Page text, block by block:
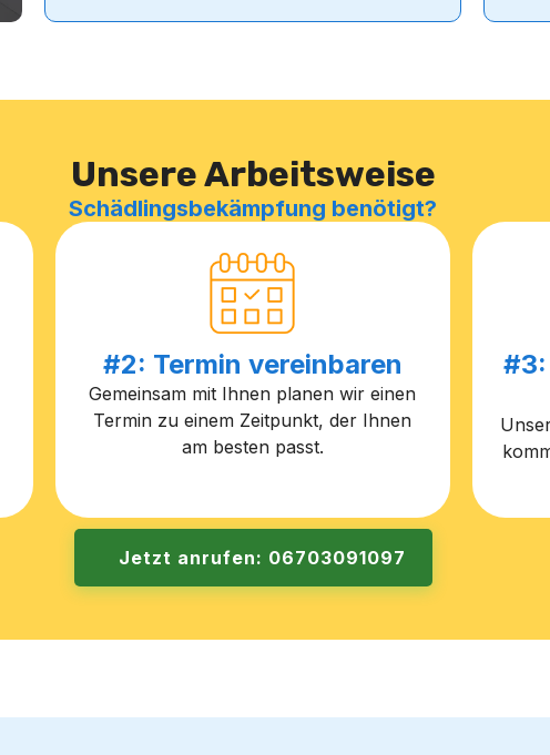
Unsere Arbeitsweise
Schädlingsbekämpfung benötigt?
#2: Termin vereinbaren
Gemeinsam mit Ihnen planen wir einen
Termin zu einem Zeitpunkt, der Ihnen
am besten passt.
Jetzt anrufen: 06703091097